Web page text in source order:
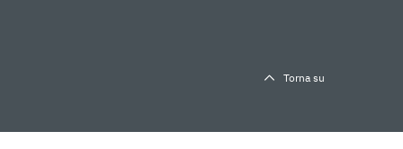
Torna su